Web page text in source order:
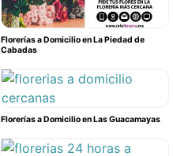
Florerías a Domicilio en La Piedad de
Cabadas
Florerías a Domicilio en Las Guacamayas